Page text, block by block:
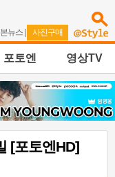
뉴스 | 사진구매
포토엔 영상TV
[포토엔HD]